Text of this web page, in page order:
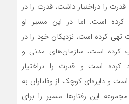
را دراختیار داشت، قدرت را در
است. اما در این مسیر او
تهی کرده است، نزدیکان خود را در
کرده است، سازمان‌های مدنی و
کرده است و قدرت را دراختیار
و دایره‌ای کوچک از وفاداران به
این رفتارها مسیر را برای